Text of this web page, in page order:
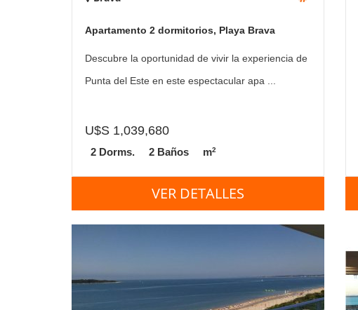
Apartamento 2 dormitorios, Playa Brava
Descubre la oportunidad de vivir la experiencia de
Punta del Este en este espectacular apa ...
U$S 1,039,680
2 Dorms. 2 Baños m2
VER DETALLES